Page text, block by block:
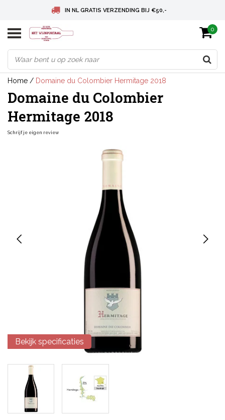
IN NL GRATIS VERZENDING BIJ €50,-
BELGIE GRATIS VERZENDING BIJ € 75
DEUTSCHLAND VERSANDKOSTENFREI AB € 75
0
Home / Domaine du Colombier Hermitage 2018
Domaine du Colombier
Hermitage 2018
Schrijf je eigen review
Bekijk specificaties